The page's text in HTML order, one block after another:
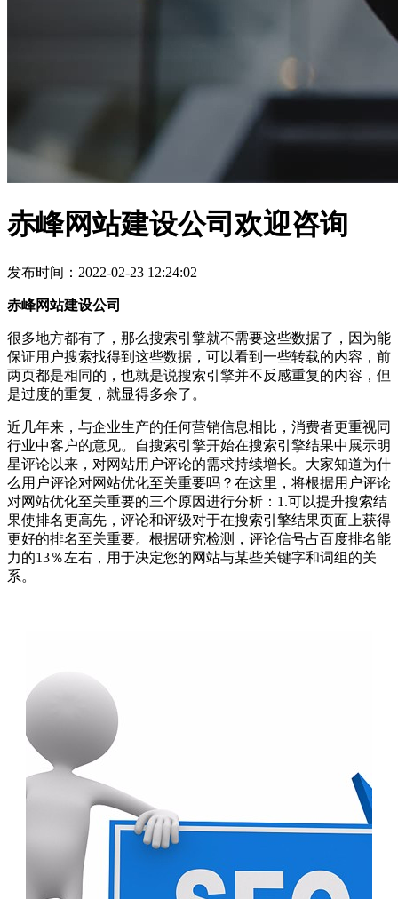
赤峰网站建设公司欢迎咨询
发布时间：2022-02-23 12:24:02
赤峰网站建设公司
很多地方都有了，那么搜索引擎就不需要这些数据了，因为能
保证用户搜索找得到这些数据，可以看到一些转载的内容，前
两页都是相同的，也就是说搜索引擎并不反感重复的内容，但
是过度的重复，就显得多余了。
近几年来，与企业生产的任何营销信息相比，消费者更重视同
行业中客户的意见。自搜索引擎开始在搜索引擎结果中展示明
星评论以来，对网站用户评论的需求持续增长。大家知道为什
么用户评论对网站优化至关重要吗？在这里，将根据用户评论
对网站优化至关重要的三个原因进行分析：1.可以提升搜索结
果使排名更高先，评论和评级对于在搜索引擎结果页面上获得
更好的排名至关重要。根据研究检测，评论信号占百度排名能
力的13％左右，用于决定您的网站与某些关键字和词组的关
系。